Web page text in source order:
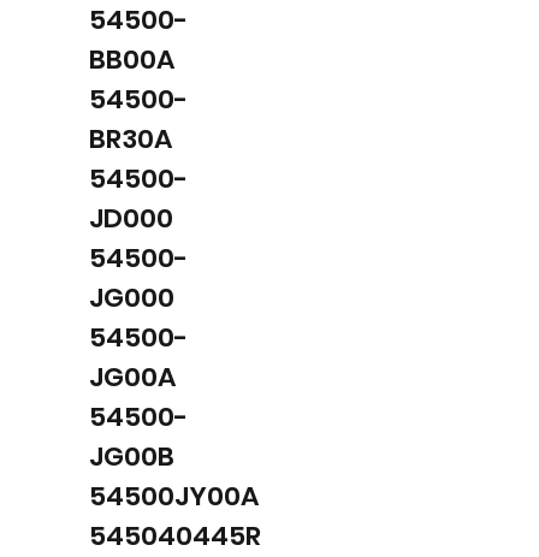
54500-
BB00A
54500-
BR30A
54500-
JD000
54500-
JG000
54500-
JG00A
54500-
JG00B
54500JY00A
545040445R